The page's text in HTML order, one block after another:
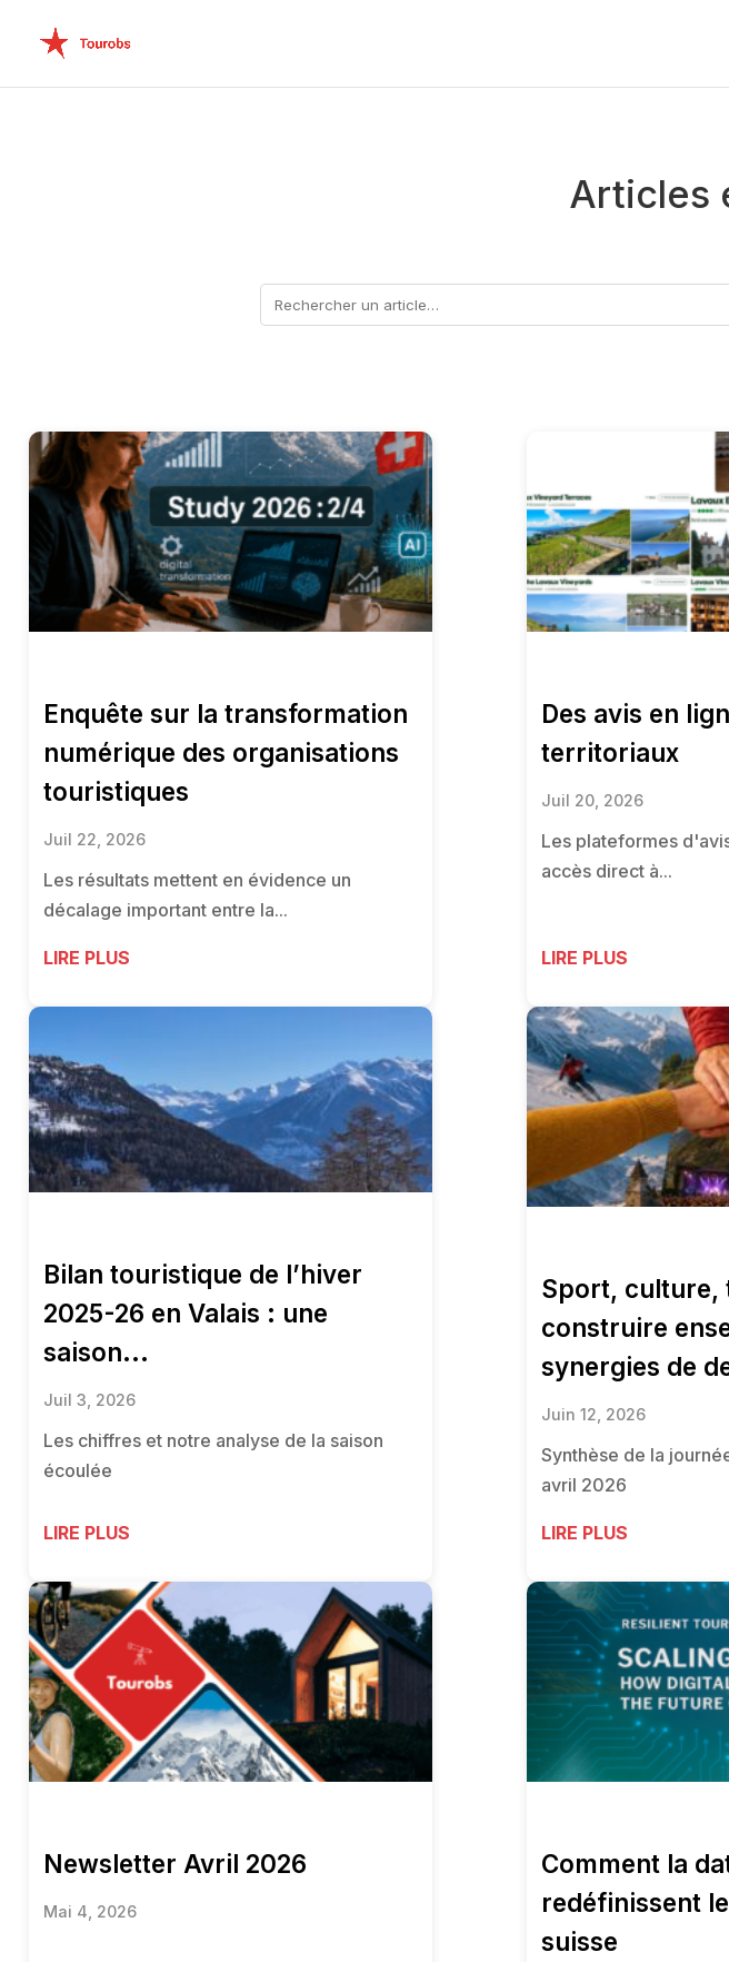
Articles
Enquête sur la transformation
numérique des organisations
touristiques
Juil 22, 2026
Les résultats mettent en évidence un
décalage important entre la...
LIRE PLUS
Des avis en
territoriaux
Juil 20, 2026
Les plateformes
accès direct à...
LIRE PLUS
Bilan touristique de l’hiver
2025-26 en Valais : une
saison...
Juil 3, 2026
Les chiffres et notre analyse de la saison
écoulée
LIRE PLUS
Sport, culture,
construire
synergies de
Juin 12, 2026
Synthèse de la
avril 2026
LIRE PLUS
Newsletter Avril 2026
Mai 4, 2026
Comment la
redéfinissent
suisse